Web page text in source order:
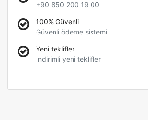
+90 850 200 19 00
100% Güvenli
Güvenli ödeme sistemi
Yeni teklifler
İndirimli yeni teklifler